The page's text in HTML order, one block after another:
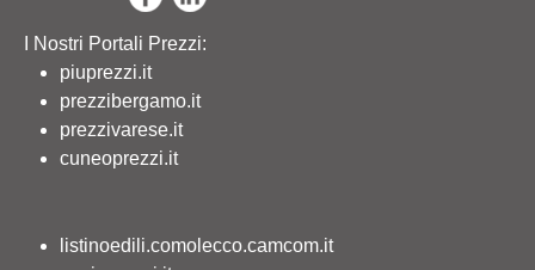
I Nostri Portali Prezzi:
piuprezzi.it
prezzibergamo.it
prezzivarese.it
cuneoprezzi.it
listinoedili.comolecco.camcom.it